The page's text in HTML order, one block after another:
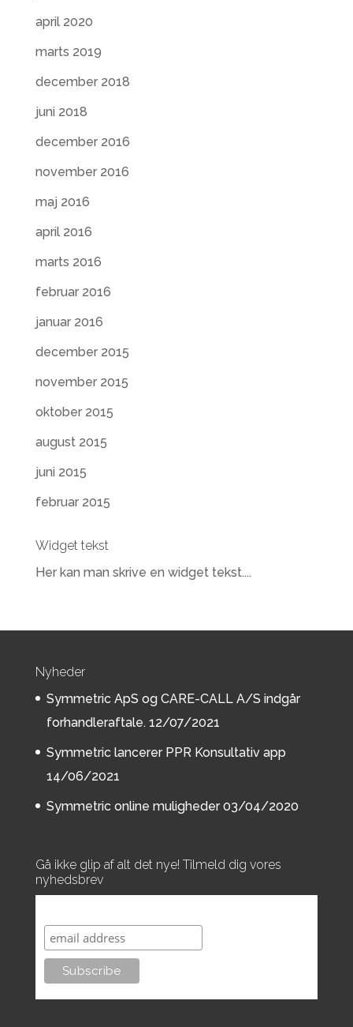
april 2020
marts 2019
december 2018
juni 2018
december 2016
november 2016
maj 2016
april 2016
marts 2016
februar 2016
januar 2016
december 2015
november 2015
oktober 2015
august 2015
juni 2015
februar 2015
Widget tekst
Her kan man skrive en widget tekst....
Nyheder
Symmetric ApS og CARE-CALL A/S indgår
forhandleraftale. 12/07/2021
Symmetric lancerer PPR Konsultativ app
14/06/2021
Symmetric online muligheder 03/04/2020
Gå ikke glip af alt det nye! Tilmeld dig vores
nyhedsbrev